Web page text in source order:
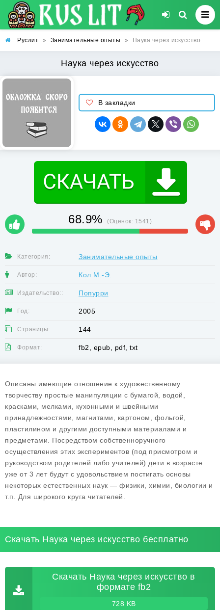
Руслит » Занимательные опыты » Наука через искусство
Наука через искусство
В закладки
68.9% (Оценок: 1541)
Категория: Занимательные опыты
Автор: Кол М.-Э.
Издательство:: Попурри
Год: 2005
Страницы: 144
Формат: fb2, epub, pdf, txt
Описаны имеющие отношение к художественному
творчеству простые манипуляции с бумагой, водой,
красками, мелками, кухонными и швейными
принадлежностями, магнитами, картоном, фольгой,
пластилином и другими доступными материалами и
предметами. Посредством собственноручного
осуществления этих экспериментов (под присмотром и
руководством родителей либо учителей) дети в возрасте
уже от 3 лет будут с удовольствием постигать основы
некоторых естественных наук — физики, химии, биологии и
т.п. Для широкого круга читателей.
Скачать Наука через искусство бесплатно
Скачать Наука через искусство в
формате fb2
728 KB